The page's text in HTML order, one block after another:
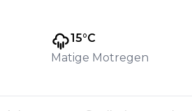
15°C
Matige Motregen